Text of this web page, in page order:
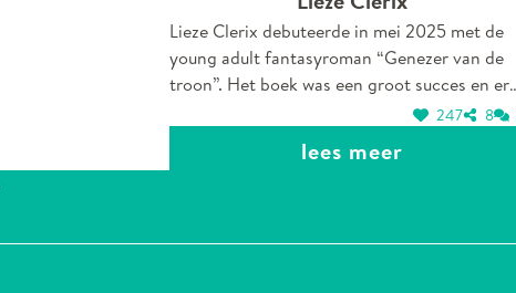
Lieze Clerix debuteerde in mei 2025 met de
young adult fantasyroman “Genezer van de
troon”. Het boek was een groot succes en er
volgde al snel een tweede druk. Lieze is een
Young Adult-literatuur. Met het boek “Genezer
en relevante thema’s zoals moed, veerkracht
247 8
lees meer